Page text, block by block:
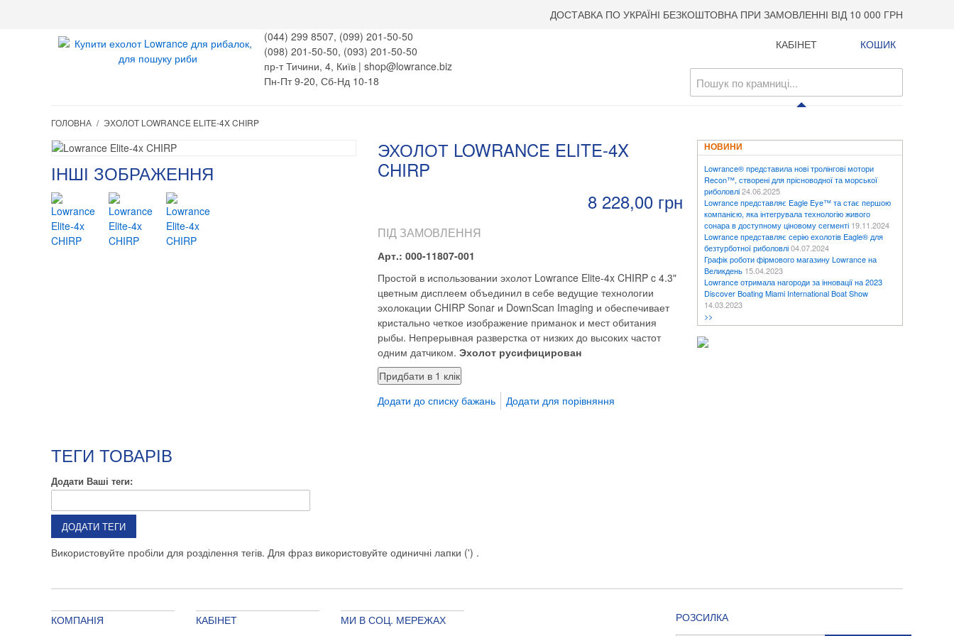
ДОСТАВКА ПО УКРАЇНІ БЕЗКОШТОВНА ПРИ ЗАМОВЛЕННІ ВІД 10 000 ГРН
(044) 299 8507, (099) 201-50-50
(098) 201-50-50, (093) 201-50-50
пр-т Тичини, 4, Київ | shop@lowrance.biz
Пн-Пт 9-20, Сб-Нд 10-18
КАБІНЕТ КОШИК
ГОЛОВНА / ЭХОЛОТ LOWRANCE ELITE-4X CHIRP
ІНШІ ЗОБРАЖЕННЯ
ЭХОЛОТ LOWRANCE ELITE-4X
CHIRP
8 228,00 грн
ПІД ЗАМОВЛЕННЯ
Арт.: 000-11807-001
Простой в использовании эхолот Lowrance Elite-4x CHIRP c 4.3"
цветным дисплеем объединил в себе ведущие технологии
эхолокации CHIRP Sonar и DownScan Imaging и обеспечивает
кристально четкое изображение приманок и мест обитания
рыбы. Непрерывная разверстка от низких до высоких частот
одним датчиком. Эхолот русифицирован
Додати до списку бажань Додати для порівняння
ТЕГИ ТОВАРІВ
Додати Ваші теги:
ДОДАТИ ТЕГИ
Використовуйте пробіли для розділення тегів. Для фраз використовуйте одиничні лапки (') .
НОВИНИ
Lowrance® представила нові тролінгові мотори
Recon™, створені для прісноводної та морської
риболовлі24.06.2025
Lowrance представляє Eagle Eye™ та стає першою
компанією, яка інтегрувала технологію живого
сонара в доступному ціновому сегменті 19.11.2024
Lowrance представляє серію ехолотів Eagle® для
безтурботної риболовлі04.07.2024
Графік роботи фірмового магазину Lowrance на
Великдень 15.04.2023
Lowrance отримала нагороди за інновації на 2023
Discover Boating Miami International Boat Show
14.03.2023
>>
РОЗСИЛКА
КОМПАНІЯ КАБІНЕТ МИ В СОЦ. МЕРЕЖАХ